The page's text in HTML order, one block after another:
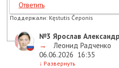
Ответить
Поддержали: Kęstutis Čeponis
№3 Ярослав
→
Леонид Радченко
06.06.2026 16:35
↓ Развернуть